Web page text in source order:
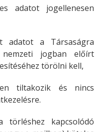
adatot jogellenesen
adatot a Társaságra
jogban előírt
törölni kell,
tiltakozik és nincs
törléshez kapcsolódó